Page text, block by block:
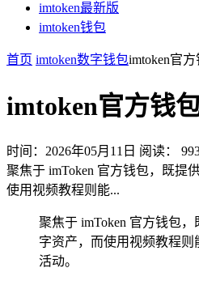
imtoken最新版
imtoken钱包
首页 imtoken数字钱包imtoken官
imtoken官方钱
时间：2026年05月11日 阅读：
聚焦于 imToken 官方钱包，既提
使用视频教程则能...
聚焦于 imToken 官方钱包
字资产，而使用视频教程
活动。